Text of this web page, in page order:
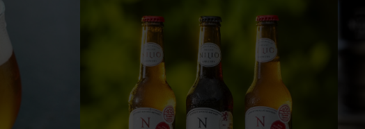
No data found for this source.
No data found for this source. No data found for this source.